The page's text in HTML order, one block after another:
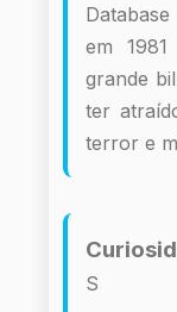
em
grande
ter
terror e
S